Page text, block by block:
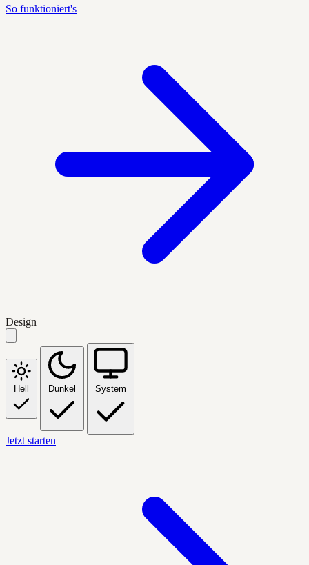
So funktioniert's
Design
Hell Dunkel System
Jetzt starten